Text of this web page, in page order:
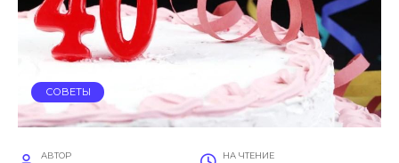
СОВЕТЫ
АВТОР НА ЧТЕНИЕ